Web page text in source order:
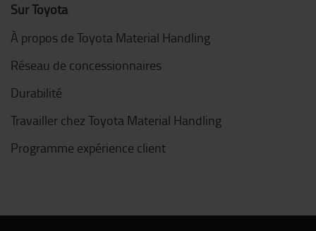
Sur Toyota
À propos de Toyota Material Handling
Réseau de concessionnaires
Durabilité
Travailler chez Toyota Material Handling
Programme expérience client